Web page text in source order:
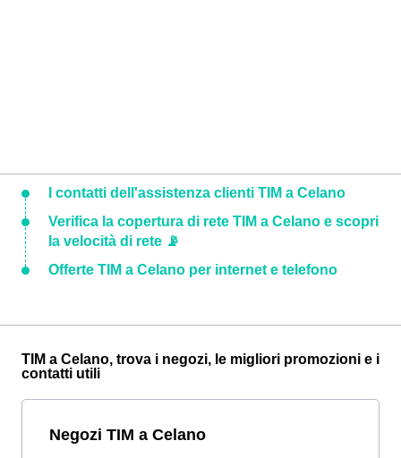
I contatti dell'assistenza clienti TIM a Celano
Verifica la copertura di rete TIM a Celano e scopri
la velocità di rete 📡
Offerte TIM a Celano per internet e telefono
TIM a Celano, trova i negozi, le migliori promozioni e i
contatti utili
Negozi TIM a Celano